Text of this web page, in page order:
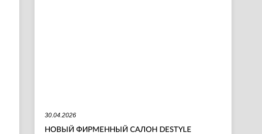
30.04.2026
НОВЫЙ ФИРМЕННЫЙ САЛОН DESTYLE